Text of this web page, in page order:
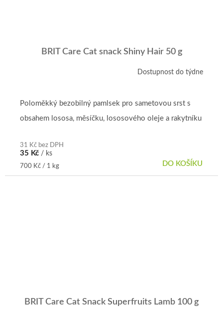
BRIT Care Cat snack Shiny Hair 50 g
Dostupnost do týdne
31 Kč bez DPH
35 Kč / ks
Měrná
cena:
700 Kč / 1 kg DO KOŠÍKU
Poloměkký bezobilný pamlsek pro sametovou srst s
obsahem lososa, měsíčku, lososového oleje a rakytníku
BRIT Care Cat Snack Superfruits Lamb 100 g